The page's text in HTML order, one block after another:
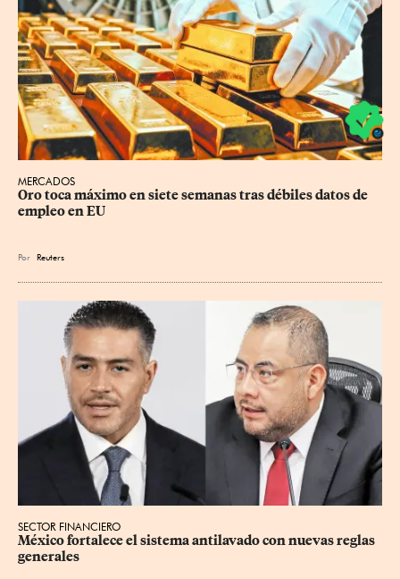
MERCADOS
Oro toca máximo en siete semanas tras débiles datos de
empleo en EU
Por Reuters
SECTOR FINANCIERO
México fortalece el sistema antilavado con nuevas reglas
generales